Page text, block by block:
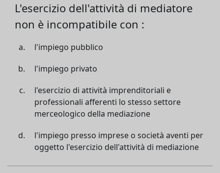
L'esercizio dell'attività di mediatore
non è incompatibile con :
l'impiego pubblico
l'impiego privato
l'esercizio di attività imprenditoriali e
professionali afferenti lo stesso settore
merceologico della mediazione
l'impiego presso imprese o società aventi per
oggetto l'esercizio dell'attività di mediazione